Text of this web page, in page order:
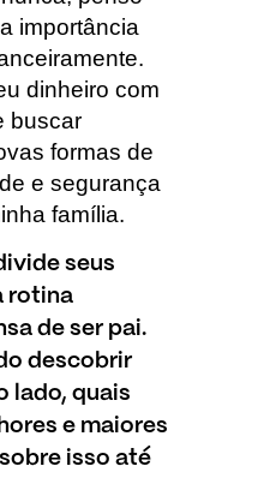
importância
dinheiro com
buscar
formas de
e segurança
família.
seus
rotina
de ser pai.
descobrir
lado, quais
e maiores
isso até